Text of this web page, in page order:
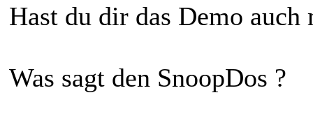
Hast du dir das Demo
Was sagt den SnoopDos ?